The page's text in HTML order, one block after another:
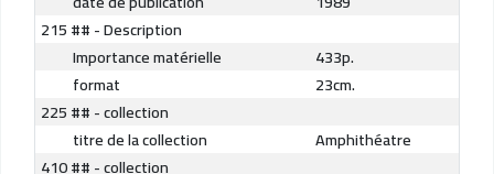
215 ## - Description
Importance matérielle
433p.
format
23cm.
225 ## - collection
titre de la collection
Amphithéatre
410 ## - collection